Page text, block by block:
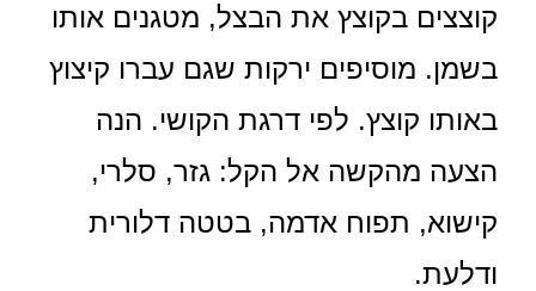
קוצצים בקוצץ את הבצל, מטגנים אותו
בשמן. מוסיפים ירקות שגם עברו קיצוץ
באותו קוצץ. לפי דרגת הקושי. הנה
הצעה מהקשה אל הקל: גזר, סלרי,
קישוא, תפוח אדמה, בטטה דלורית
ודלעת.